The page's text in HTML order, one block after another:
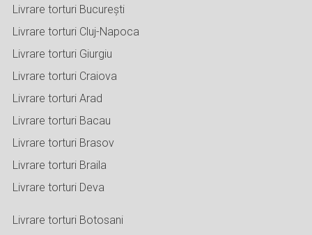
Livrare torturi București
Livrare torturi Cluj-Napoca
Livrare torturi Giurgiu
Livrare torturi Craiova
Livrare torturi Arad
Livrare torturi Bacau
Livrare torturi Brasov
Livrare torturi Braila
Livrare torturi Deva
Livrare torturi Botosani